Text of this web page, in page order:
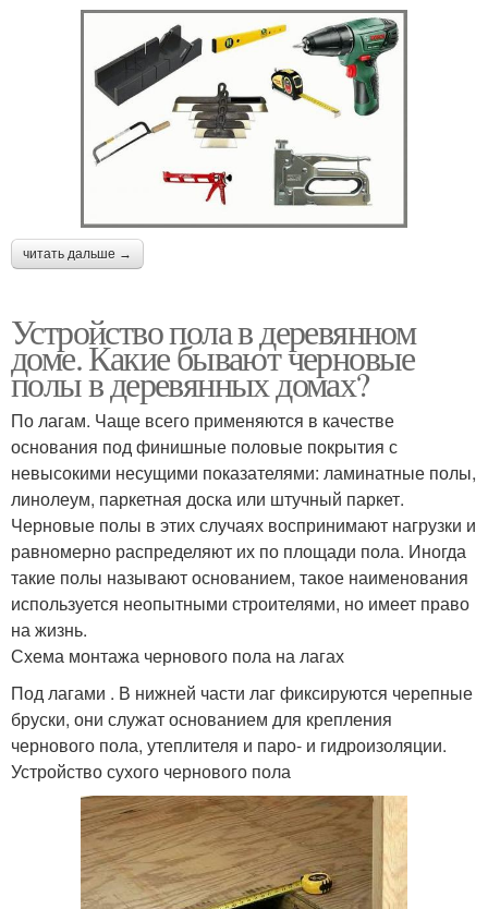
читать дальше →
Устройство пола в деревянном
доме. Какие бывают черновые
полы в деревянных домах?
По лагам. Чаще всего применяются в качестве
основания под финишные половые покрытия с
невысокими несущими показателями: ламинатные полы,
линолеум, паркетная доска или штучный паркет.
Черновые полы в этих случаях воспринимают нагрузки и
равномерно распределяют их по площади пола. Иногда
такие полы называют основанием, такое наименования
используется неопытными строителями, но имеет право
на жизнь.
Схема монтажа чернового пола на лагах
Под лагами . В нижней части лаг фиксируются черепные
бруски, они служат основанием для крепления
чернового пола, утеплителя и паро- и гидроизоляции.
Устройство сухого чернового пола